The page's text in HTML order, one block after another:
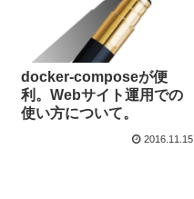
docker-composeが便
利。Webサイト運用での
使い方について。
2016.11.15